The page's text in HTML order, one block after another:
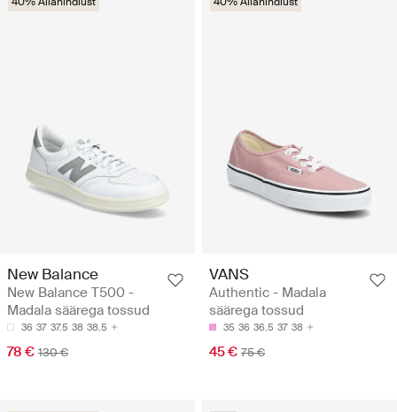
New Balance
New Balance T500 -
Madala säärega tossud
36 37 37.5 38 38.5
78 € 130 €
VANS
Authentic - Madala
säärega tossud
35 36 36.5 37 38
45 € 75 €